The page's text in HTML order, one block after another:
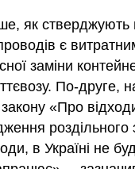
як стверджують
є
заміни
По-друге,
«Про
роздільного
в Україні не
а позов про
про незаконні
вимог